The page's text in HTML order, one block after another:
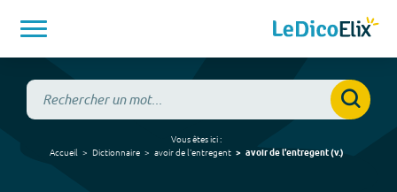
Vous êtes ici :
Accueil
Dictionnaire avoir de l'entregent avoir de l'entregent(v.)